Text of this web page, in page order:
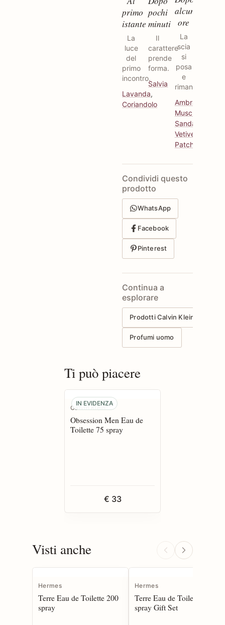
primo
istante
La
luce
del
primo
incontro.
Lavanda,
Coriandolo
pochi
minuti
Il
carattere
prende
forma.
Salvia
alcune
ore
La
scia
si
posa
e
rimane.
Ambrato
Muschiato
Sandalo
Vetiver
Patchouli
Condividi questo
prodotto
WhatsApp
Facebook
Pinterest
Continua a
esplorare
Prodotti Calvin Klein
Profumi uomo
Ti può piacere
IN EVIDENZA
Calvin Klein
Obsession Men Eau de
Toilette 75 spray
€ 33
Visti anche
Hermes
Terre Eau de Toilette 200
spray
Hermes
Terre Eau de Toilette 100
spray Gift Set